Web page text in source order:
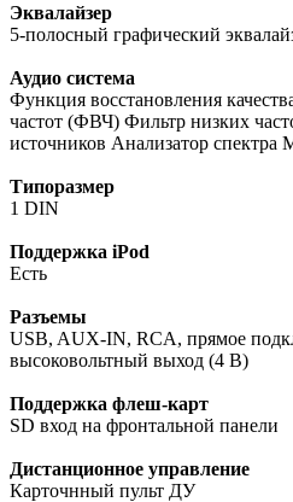
Эквалайзер
5-полосный графический
Аудио система
Функция восстановления
частот (ФВЧ) Фильтр низких
источников Анализатор спектра
Типоразмер
1 DIN
Поддержка iPod
Есть
Разъемы
USB, AUX-IN, RCA, прямое
высоковольтный выход (4 В)
Поддержка флеш-карт
SD вход на фронтальной панели
Дистанционное управление
Карточнный пульт ДУ